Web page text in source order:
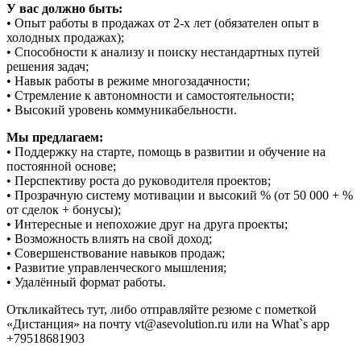
У вас должно быть:
• Опыт работы в продажах от 2-х лет (обязателен опыт в
холодных продажах);
• Способности к анализу и поиску нестандартных путей
решения задач;
• Навык работы в режиме многозадачности;
• Стремление к автономности и самостоятельности;
• Высокий уровень коммуникабельности.
Мы предлагаем:
• Поддержку на старте, помощь в развитии и обучение на
постоянной основе;
• Перспективу роста до руководителя проектов;
• Прозрачную систему мотивации и высокий % (от 50 000 + %
от сделок + бонусы);
• Интересные и непохожие друг на друга проекты;
• Возможность влиять на свой доход;
• Совершенствование навыков продаж;
• Развитие управленческого мышления;
• Удалённый формат работы.
Откликайтесь тут, либо отправляйте резюме с пометкой
«Дистанция» на почту vt@asevolution.ru или на What`s app
+79518681903